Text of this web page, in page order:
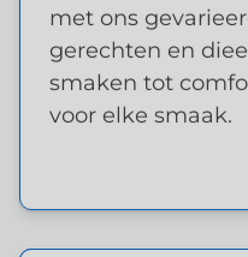
met ons
gerechten en
smaken tot
voor elke smaak.